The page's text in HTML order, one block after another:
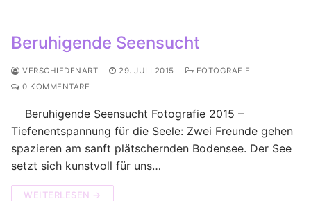
Beruhigende Seensucht
VERSCHIEDENART 29. JULI 2015
FOTOGRAFIE
0 KOMMENTARE
Beruhigende Seensucht Fotografie 2015 –
Tiefenentspannung für die Seele: Zwei Freunde gehen
spazieren am sanft plätschernden Bodensee. Der See
setzt sich kunstvoll für uns…
WEITERLESEN →